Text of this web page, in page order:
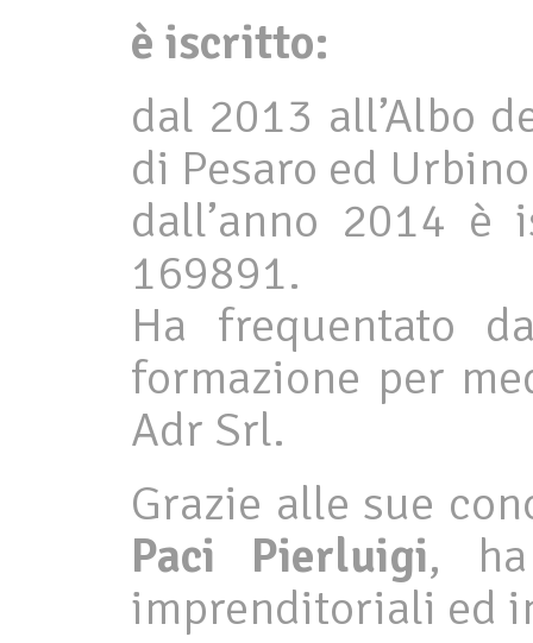
è iscritto:
dal 2013 all’Albo
di Pesaro ed
dall’anno 2014
169891.
Ha frequentato
formazione per
Adr Srl.
Grazie alle sue
Paci Pierluigi,
imprenditoriali ed